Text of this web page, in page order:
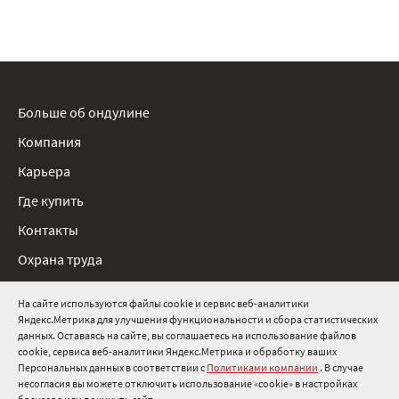
На сайте используются файлы cookie и сервис веб-аналитики
Яндекс.Метрика для улучшения функциональности и сбора статистических
данных. Оставаясь на сайте, вы соглашаетесь на использование файлов
cookie, сервиса веб-аналитики Яндекс.Метрика и обработку ваших
Персональных данных в соответствии с Политиками компании . В случае
несогласия вы можете отключить использование «cookie» в настройках
8 800 511 91 82
info@onduline.ru
Россия Беларусь Казахстан
Больше об ондулине
Компания
Карьера
Где купить
Контакты
Охрана труда